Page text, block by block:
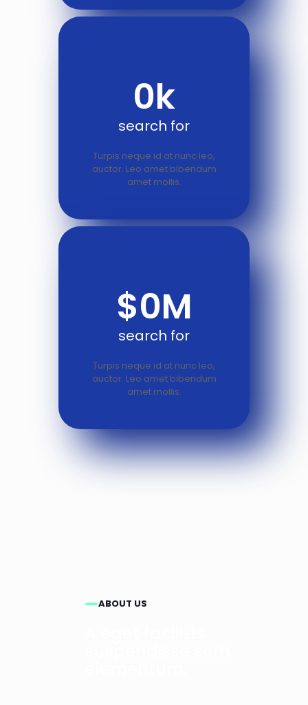
search for
0k
Turpis neque id at nunc leo,
auctor. Leo amet bibendum
amet mollis.
search for
$0M
Turpis neque id at nunc leo,
auctor. Leo amet bibendum
amet mollis.
ABOUT US